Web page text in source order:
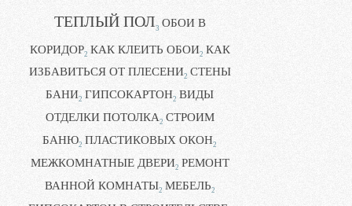
ТЕПЛЫЙ ПОЛ3 ОБОИ В
КОРИДОР2 КАК КЛЕИТЬ ОБОИ2 КАК
ИЗБАВИТЬСЯ ОТ ПЛЕСЕНИ2 СТЕНЫ
БАНИ2 ГИПСОКАРТОН2 ВИДЫ
ОТДЕЛКИ ПОТОЛКА2 СТРОИМ
БАНЮ2 ПЛАСТИКОВЫХ ОКОН2
МЕЖКОМНАТНЫЕ ДВЕРИ2 РЕМОНТ
ВАННОЙ КОМНАТЫ2 МЕБЕЛЬ2